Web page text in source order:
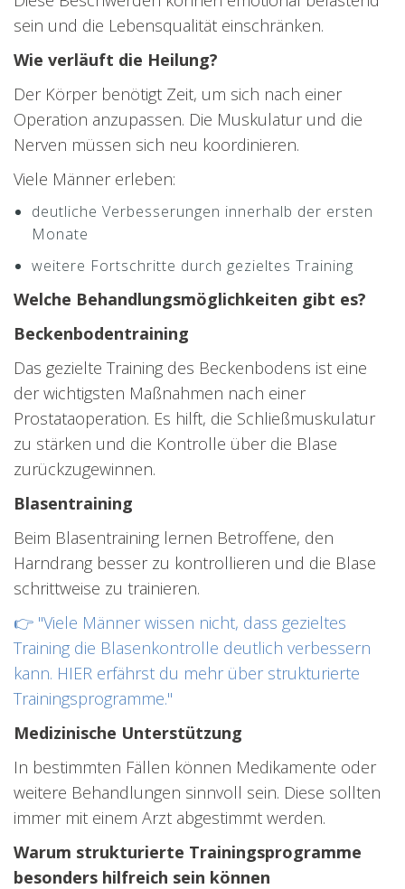
sein und die Lebensqualität einschränken.
Wie verläuft die Heilung?
Der Körper benötigt Zeit, um sich nach einer
Operation anzupassen. Die Muskulatur und die
Nerven müssen sich neu koordinieren.
Viele Männer erleben:
deutliche Verbesserungen innerhalb der ersten
Monate
weitere Fortschritte durch gezieltes Training
Welche Behandlungsmöglichkeiten gibt es?
Beckenbodentraining
Das gezielte Training des Beckenbodens ist eine
der wichtigsten Maßnahmen nach einer
Prostataoperation. Es hilft, die Schließmuskulatur
zu stärken und die Kontrolle über die Blase
zurückzugewinnen.
Blasentraining
Beim Blasentraining lernen Betroffene, den
Harndrang besser zu kontrollieren und die Blase
schrittweise zu trainieren.
👉 "Viele Männer wissen nicht, dass gezieltes
Training die Blasenkontrolle deutlich verbessern
kann. HIER erfährst du mehr über strukturierte
Trainingsprogramme."
Medizinische Unterstützung
In bestimmten Fällen können Medikamente oder
weitere Behandlungen sinnvoll sein. Diese sollten
immer mit einem Arzt abgestimmt werden.
Warum strukturierte Trainingsprogramme
besonders hilfreich sein können